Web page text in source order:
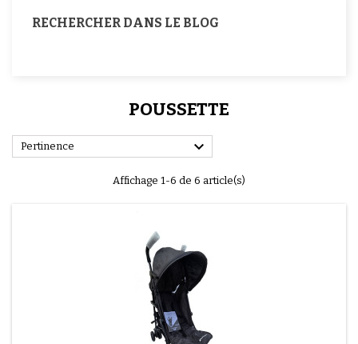
RECHERCHER DANS LE BLOG
POUSSETTE
Pertinence 
Affichage 1-6 de 6 article(s)